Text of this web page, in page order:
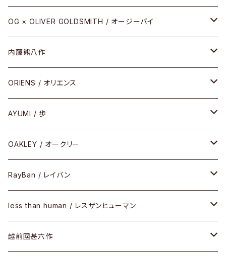
REVIVAL EDITION
HEAVY EDITION
COMBI （コンビシリーズ）
PREMIUM（プレミアムシリーズ）
PLASTIC（プラスティックシリーズ）
SIRMONT（サーモントシリーズ）
SUNSHIFT
ケア用品
メタル
セル
コンビ
OG × OLIVER GOLDSMITH / オージーバイ
メタル
セル
コンビ
内藤熊八作
セル
メタル
コンビ
ORIENS / オリエンス
セルフレーム
メタルフレーム
その他
AYUMI / 歩
セルフレーム
OAKLEY / オークリー
メガネフレーム
サングラス
Frogskins(フロッグスキン )
その他
RayBan / レイバン
メガネフレーム
サングラス
less than human / レスザンヒューマン
メガネフレーム
越前國甚六作